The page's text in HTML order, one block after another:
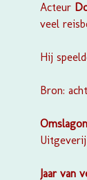
Acteur
veel
Hij
Bron:
Jaar van